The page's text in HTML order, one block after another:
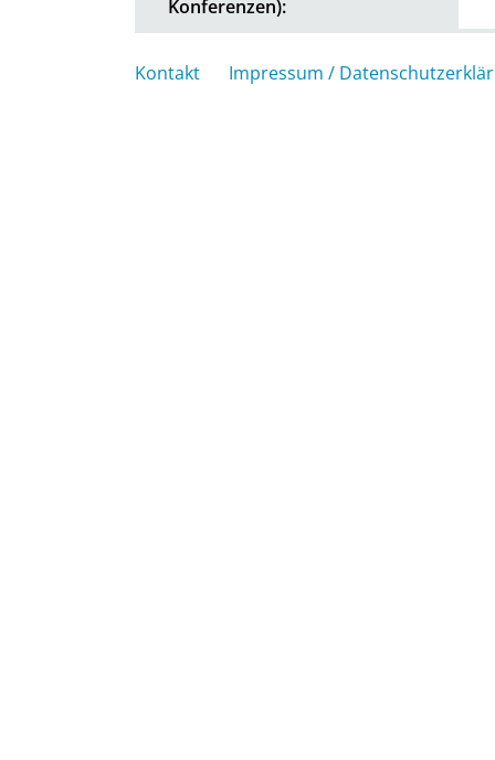
Konferenzen):
Kontakt Impressum /